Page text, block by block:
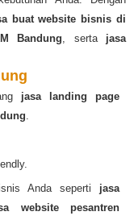
buat website bisnis di
Bandung, serta jasa
jasa landing page
.
Anda seperti jasa
website pesantren